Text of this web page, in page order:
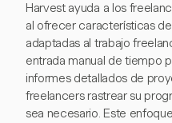
Harvest ayuda a los
al ofrecer características
adaptadas al trabajo
entrada manual de tiempo
informes detallados de
freelancers rastrear su
sea necesario. Este